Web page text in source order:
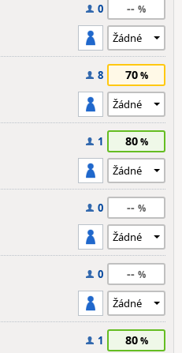
0 --
8 70
1 80
0 --
0 --
1 80